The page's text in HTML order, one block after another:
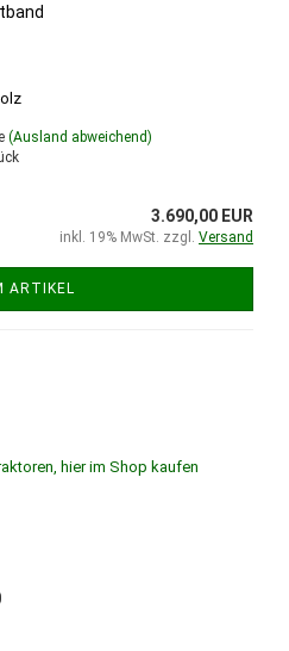
(Ausland abweichend)
3.690,00 EUR
inkl. 19% MwSt. zzgl. Versand
ARTIKEL